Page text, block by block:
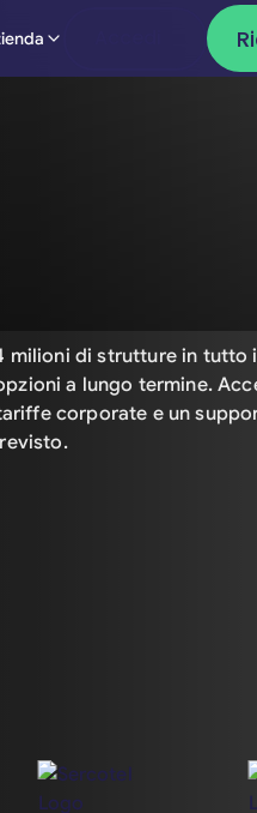
milioni di strutture in tutto
a lungo termine.
corporate e un